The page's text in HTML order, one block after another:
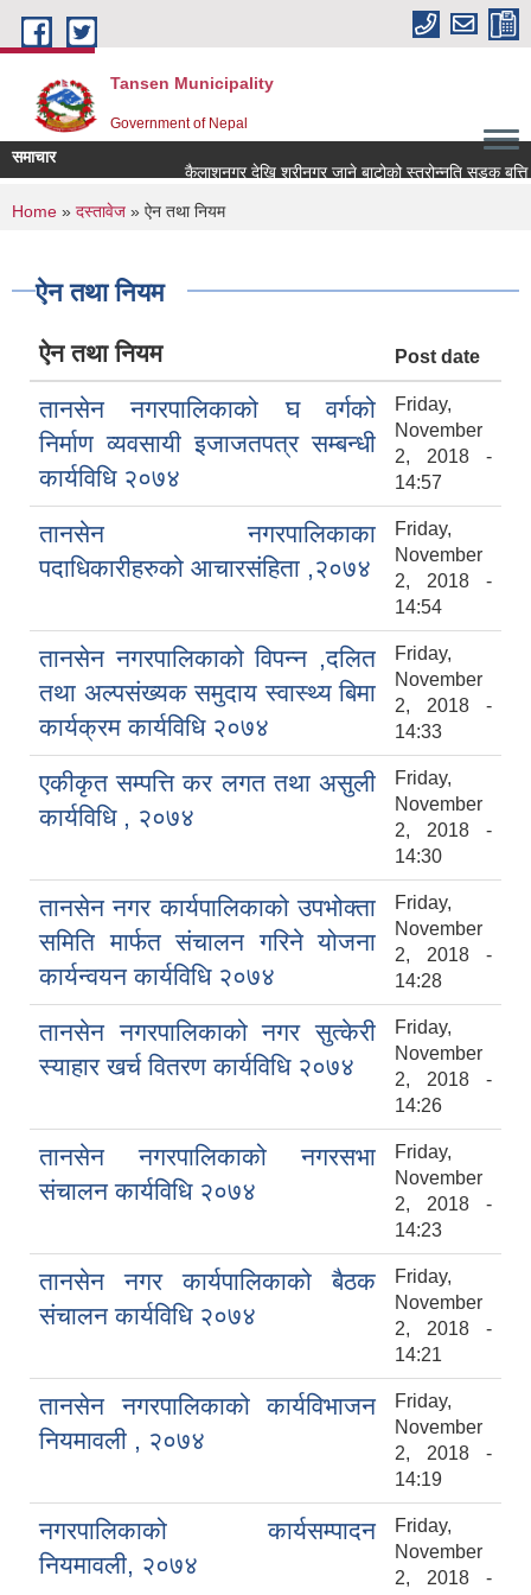
Skip to main content
Tansen Municipality
Government of Nepal
समाचार
You are here
Home » दस्तावेज » ऐन तथा नियम
ऐन तथा नियम
ऐन तथा नियम Post date
तानसेन नगरपालिकाको घ वर्गको
निर्माण व्यवसायी इजाजतपत्र सम्बन्धी
कार्यविधि २०७४
Friday,
November
2, 2018 -
14:57
तानसेन नगरपालिकाका
पदाधिकारीहरुको आचारसंहिता ,२०७४
Friday,
November
2, 2018 -
14:54
तानसेन नगरपालिकाको विपन्न ,दलित
तथा अल्पसंख्यक समुदाय स्वास्थ्य बिमा
कार्यक्रम कार्यविधि २०७४
Friday,
November
2, 2018 -
14:33
एकीकृत सम्पत्ति कर लगत तथा असुली
कार्यविधि , २०७४
Friday,
November
2, 2018 -
14:30
तानसेन नगर कार्यपालिकाको उपभोक्ता
समिति मार्फत संचालन गरिने योजना
कार्यन्वयन कार्यविधि २०७४
Friday,
November
2, 2018 -
14:28
तानसेन नगरपालिकाको नगर सुत्केरी
स्याहार खर्च वितरण कार्यविधि २०७४
Friday,
November
2, 2018 -
14:26
तानसेन नगरपालिकाको नगरसभा
संचालन कार्यविधि २०७४
Friday,
November
2, 2018 -
14:23
तानसेन नगर कार्यपालिकाको बैठक
संचालन कार्यविधि २०७४
Friday,
November
2, 2018 -
14:21
तानसेन नगरपालिकाको कार्यविभाजन
नियमावली , २०७४
Friday,
November
2, 2018 -
14:19
नगरपालिकाको कार्यसम्पादन
नियमावली, २०७४
Friday,
November
2, 2018 -